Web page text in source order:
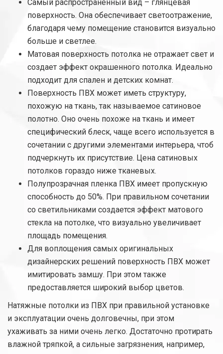
Самый распространенный вид – глянцевая
поверхность. Она обеспечивает светоотражение,
благодаря чему помещение становится визуально
больше и светлее.
Матовая поверхность потолка не отражает свет и
создает эффект окрашенного потолка. Идеально
подходит для спален и детских комнат.
Поверхность ПВХ может иметь структуру,
похожую на ткань, так называемое сатиновое
полотно. Оно очень похоже на ткань и имеет
специфический блеск, чаще всего используется в
сочетании с другими элементами интерьера, чтоб
подчеркнуть их присутствие. Цена сатиновых
потолков гораздо ниже тканевых.
Полупрозрачная пленка ПВХ имеет пропускную
способность до 50%. При правильном сочетании
со светильниками создается эффект матового
стекла на потолке, что визуально увеличивает
площадь помещения.
Для воплощения самых оригинальных
дизайнерских решений поверхность ПВХ может
имитировать замшу. При этом также
предоставляется широкий выбор цветов.
Натяжные потолки из ПВХ при правильной установке
и эксплуатации очень долговечны, при этом
ухаживать за ними очень легко. Достаточно протирать
влажной тряпкой, а сильные загрязнения, например,